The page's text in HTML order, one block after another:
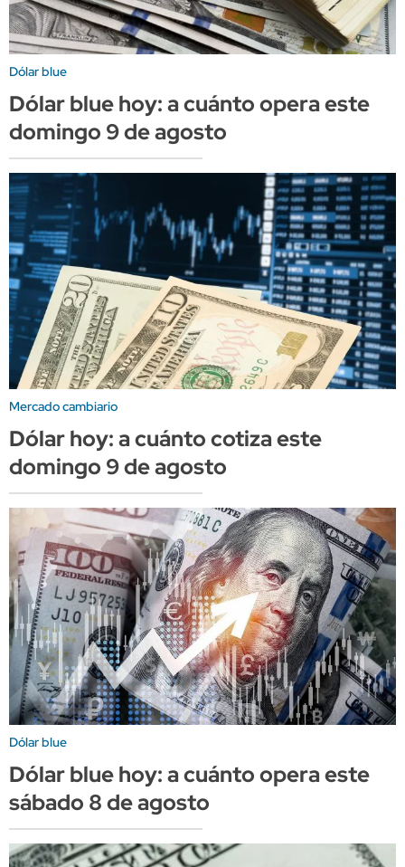
Dólar blue
Dólar blue hoy: a cuánto opera este
domingo 9 de agosto
Mercado cambiario
Dólar hoy: a cuánto cotiza este
domingo 9 de agosto
Dólar blue
Dólar blue hoy: a cuánto opera este
sábado 8 de agosto